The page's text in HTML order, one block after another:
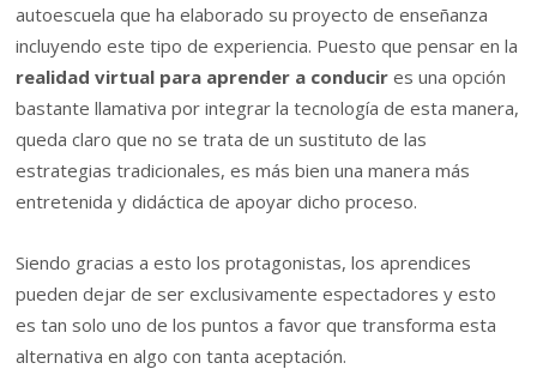
autoescuela que ha elaborado su proyecto de enseñanza
incluyendo este tipo de experiencia. Puesto que pensar en la
realidad virtual para aprender a conducires una opción
bastante llamativa por integrar la tecnología de esta manera,
queda claro que no se trata de un sustituto de las
estrategias tradicionales, es más bien una manera más
entretenida y didáctica de apoyar dicho proceso.
Siendo gracias a esto los protagonistas, los aprendices
pueden dejar de ser exclusivamente espectadores y esto
es tan solo uno de los puntos a favor que transforma esta
alternativa en algo con tanta aceptación.